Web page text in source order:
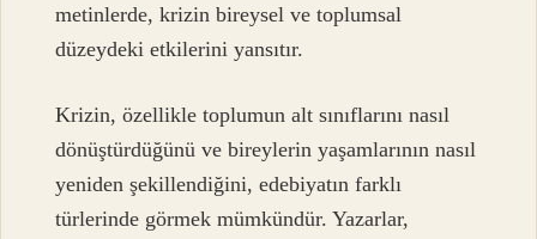
metinlerde, krizin bireysel ve toplumsal
düzeydeki etkilerini yansıtır.
Krizin, özellikle toplumun alt sınıflarını nasıl
dönüştürdüğünü ve bireylerin yaşamlarının nasıl
yeniden şekillendiğini, edebiyatın farklı
türlerinde görmek mümkündür. Yazarlar,